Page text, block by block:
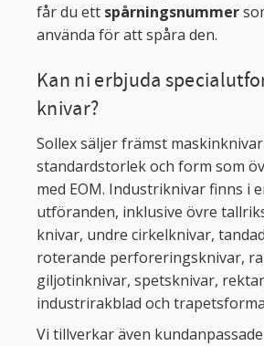
får du ett spårningsnummer
använda för att spåra den.
Kan ni erbjuda
knivar?
Sollex säljer främst
standardstorlek och form som
med EOM. Industriknivar finns i
utföranden, inklusive övre
knivar, undre cirkelknivar,
roterande perforeringsknivar,
giljotinknivar, spetsknivar,
industrirakblad och
Vi tillverkar även